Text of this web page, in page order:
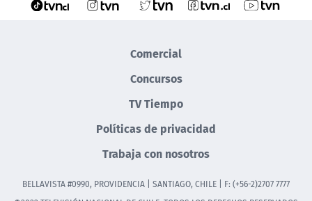
Comercial
Concursos
TV Tiempo
Políticas de privacidad
Trabaja con nosotros
BELLAVISTA #0990, PROVIDENCIA | SANTIAGO, CHILE | F: (+56-2)2707 7777